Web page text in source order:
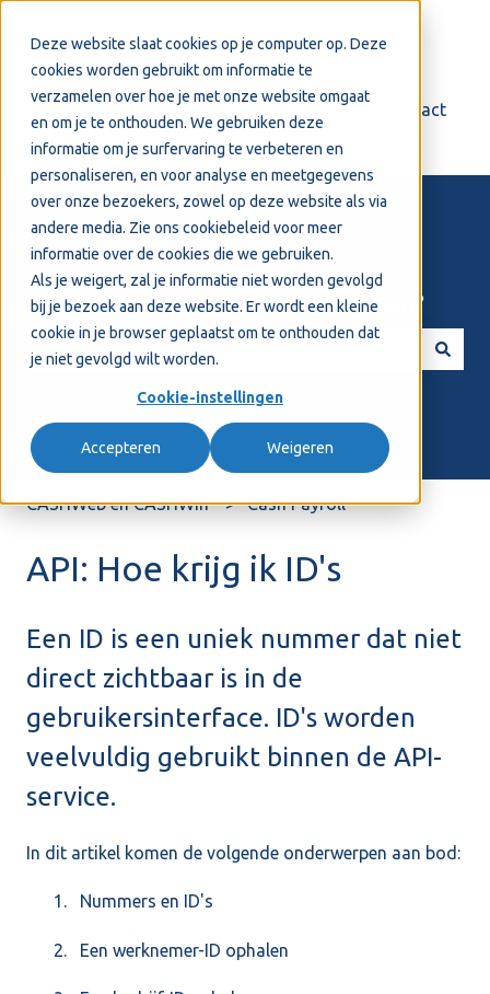
Deze website slaat cookies op je computer op. Deze
cookies worden gebruikt om informatie te
verzamelen over hoe je met onze website omgaat
en om je te onthouden. We gebruiken deze
informatie om je surfervaring te verbeteren en
personaliseren, en voor analyse en meetgegevens
over onze bezoekers, zowel op deze website als via
andere media. Zie ons cookiebeleid voor meer
informatie over de cookies die we gebruiken.
Als je weigert, zal je informatie niet worden gevolgd
bij je bezoek aan deze website. Er wordt een kleine
cookie in je browser geplaatst om te onthouden dat
je niet gevolgd wilt worden.
Cookie-instellingen
Accepteren Weigeren
Support Contact
Welkom! Hoe kunnen we je helpen?
CASHWeb en CASHWin Cash Payroll
API: Hoe krijg ik ID's
Een ID is een uniek nummer dat niet
direct zichtbaar is in de
gebruikersinterface. ID's worden
veelvuldig gebruikt binnen de API-
service.
In dit artikel komen de volgende onderwerpen aan bod:
Nummers en ID's
Een werknemer-ID ophalen